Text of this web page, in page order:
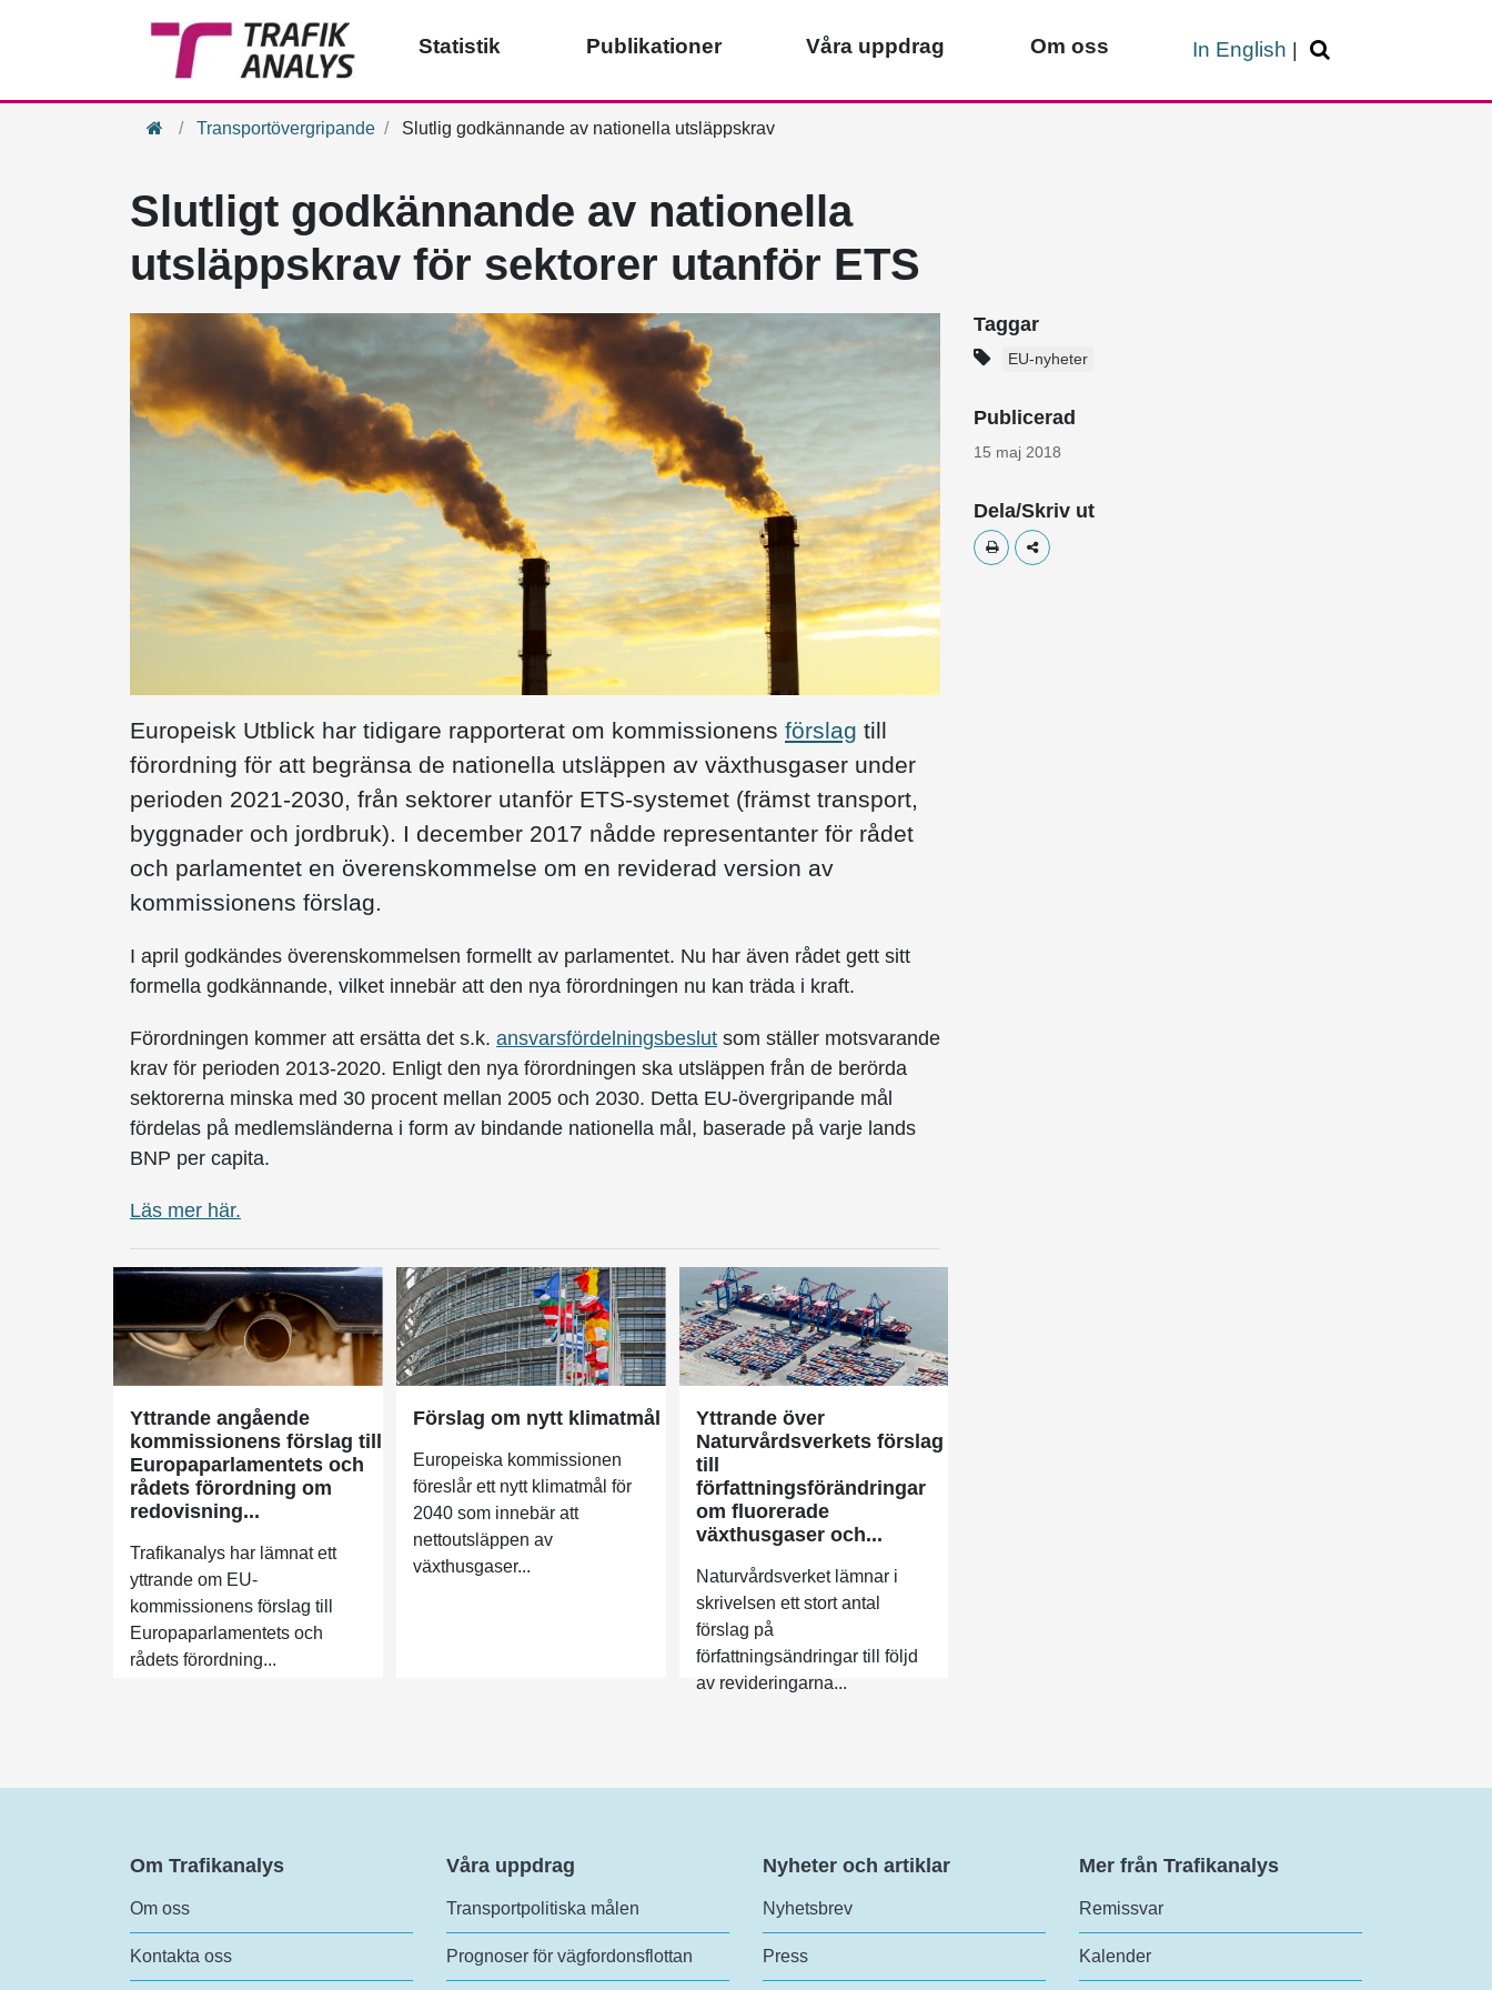
Statistik Publikationer Våra uppdrag Om oss In English
HemTransportövergripande Slutlig godkännande av nationella utsläppskrav
Slutligt godkännande av nationella
utsläppskrav för sektorer utanför ETS
Europeisk Utblick har tidigare rapporterat om kommissionens förslag till
förordning för att begränsa de nationella utsläppen av växthusgaser under
perioden 2021-2030, från sektorer utanför ETS-systemet (främst transport,
byggnader och jordbruk). I december 2017 nådde representanter för rådet
och parlamentet en överenskommelse om en reviderad version av
kommissionens förslag.
I april godkändes överenskommelsen formellt av parlamentet. Nu har även rådet gett sitt
formella godkännande, vilket innebär att den nya förordningen nu kan träda i kraft.
Förordningen kommer att ersätta det s.k. ansvarsfördelningsbeslut som ställer motsvarande
krav för perioden 2013-2020. Enligt den nya förordningen ska utsläppen från de berörda
sektorerna minska med 30 procent mellan 2005 och 2030. Detta EU-övergripande mål
fördelas på medlemsländerna i form av bindande nationella mål, baserade på varje lands
BNP per capita.
Läs mer här.
Yttrande angående
kommissionens förslag till
Europaparlamentets och
rådets förordning om
redovisning...
Trafikanalys har lämnat ett
yttrande om EU-
kommissionens förslag till
Europaparlamentets och
rådets förordning...
Förslag om nytt klimatmål
Europeiska kommissionen
föreslår ett nytt klimatmål för
2040 som innebär att
nettoutsläppen av
växthusgaser...
Yttrande över
Naturvårdsverkets förslag
till
författningsförändringar
om fluorerade
växthusgaser och...
Naturvårdsverket lämnar i
skrivelsen ett stort antal
förslag på
författningsändringar till följd
av revideringarna...
Taggar
EU-nyheter
Publicerad
15 maj 2018
Dela/Skriv ut
Skriv utDela
Om Trafikanalys
Om oss
Kontakta oss
Våra uppdrag
Transportpolitiska målen
Prognoser för vägfordonsflottan
Nyheter och artiklar
Nyhetsbrev
Press
Mer från Trafikanalys
Remissvar
Kalender